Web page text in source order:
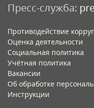
Пресс-служба:
Противодействие
Оценка деятельности
Социальная политика
Учётная политика​
Вакансии​
Об обработке
Инструкции​